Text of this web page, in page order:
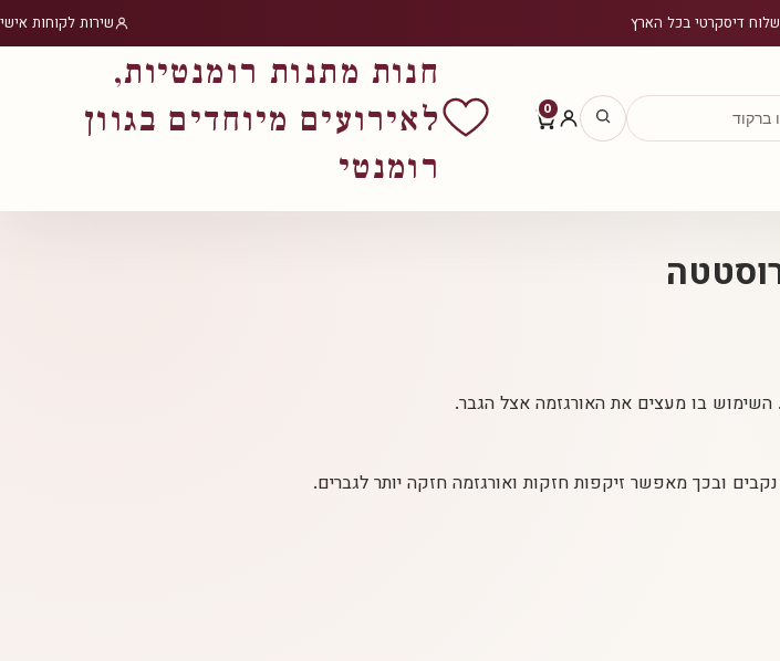
דיסקרטי בכל הארץ שירות לקוחות אישי
0
חנות מתנות רומנטיות,
לאירועים מיוחדים בגוון
רומנטי
ובכך מאפשר זיקפות חזקות ואורגזמה חזקה יותר לגברים.